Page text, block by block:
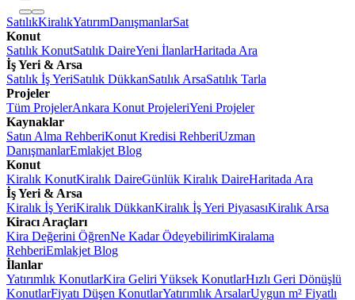
SatılıkKiralıkYatırımDanışmanlarSat
Konut
Satılık KonutSatılık DaireYeni İlanlarHaritada Ara
İş Yeri & Arsa
Satılık İş YeriSatılık DükkanSatılık ArsaSatılık Tarla
Projeler
Tüm ProjelerAnkara Konut ProjeleriYeni Projeler
Kaynaklar
Satın Alma RehberiKonut Kredisi RehberiUzman
DanışmanlarEmlakjet Blog
Konut
Kiralık KonutKiralık DaireGünlük Kiralık DaireHaritada Ara
İş Yeri & Arsa
Kiralık İş YeriKiralık DükkanKiralık İş Yeri PiyasasıKiralık Arsa
Kiracı Araçları
Kira Değerini ÖğrenNe Kadar ÖdeyebilirimKiralama
RehberiEmlakjet Blog
İlanlar
Yatırımlık KonutlarKira Geliri Yüksek KonutlarHızlı Geri Dönüşlü
KonutlarFiyatı Düşen KonutlarYatırımlık ArsalarUygun m² Fiyatlı